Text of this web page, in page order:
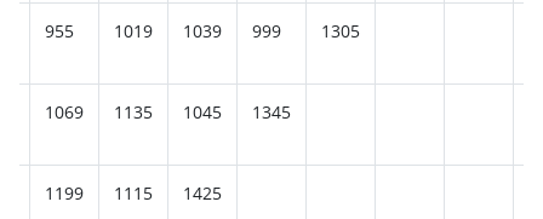
955 1019 1039 999 1305
1069 1135 1045 1345
1199 1115 1425